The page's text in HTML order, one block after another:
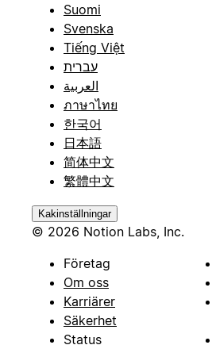
Suomi
Svenska
Tiếng Việt
עברית
العربية
ภาษาไทย
한국어
日本語
简体中文
繁體中文
Kakinställningar
© 2026 Notion Labs, Inc.
Företag
Om oss
Karriärer
Säkerhet
Status